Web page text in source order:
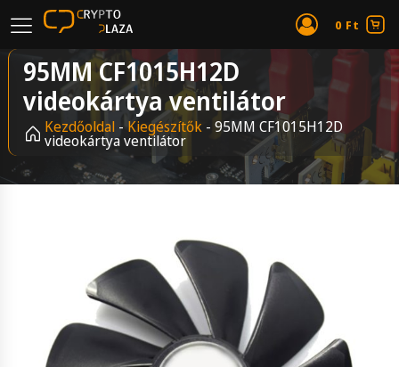
0 Ft
95MM CF1015H12D
videokártya ventilátor
Kezdőoldal-Kiegészítők- 95MM CF1015H12D
videokártya ventilátor